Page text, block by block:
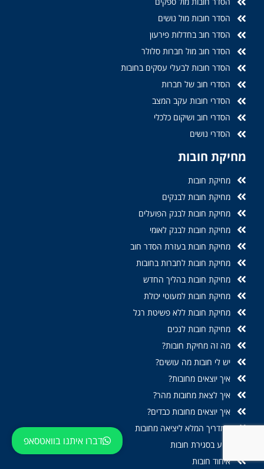
הסדר חובות מול נושים
הסדר חוב בחדלות פירעון
הסדר חוב מול חברות סלולר
הסדר חובות לבעלי עסקים בחובות
הסדרי חוב של חברות
הסדרי חובות עקב המצב
הסדרי חוב ושיקום כלכלי
הסדרי נושים
מחיקת חובות
מחיקת חובות
מחיקת חובות לבנקים
מחיקת חובות לבנק הפועלים
מחיקת חובות לבנק לאומי
מחיקת חובות בעזרת הסדר חוב
מחיקת חובות לחברות בחובות
מחיקת חובות בהליך החדש
מחיקת חובות למעוטי יכולת
מחיקת חובות ללא פשיטת רגל
מחיקת חובות לנכים
מה זה מחיקת חובות?
יש לי חובות מה עושים?
איך יוצאים מחובות?
איך לצאת מחובות מהר?
איך יוצאים מחובות כבדים?
המדריך המלא ליציאה מחובות
סיוע בסגירת חובות
איחוד חובות
דברו איתנו בוואטסאפ